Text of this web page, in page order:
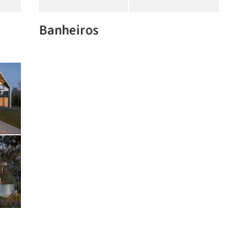
Banheiros